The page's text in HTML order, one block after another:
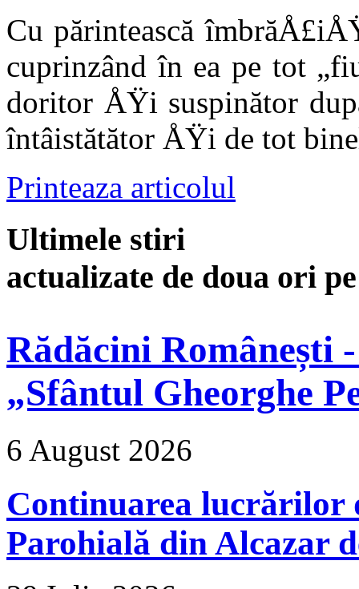
Cu părintească
cuprinzând în ea pe tot
doritor ÅŸi suspinător
întâistătător ÅŸi de tot
Printeaza articolul
Ultimele stiri
actualizate de doua ori
Rădăcini Românești
„Sfântul Gheorghe
6 August 2026
Continuarea lucrărilor
Parohială din Alcazar